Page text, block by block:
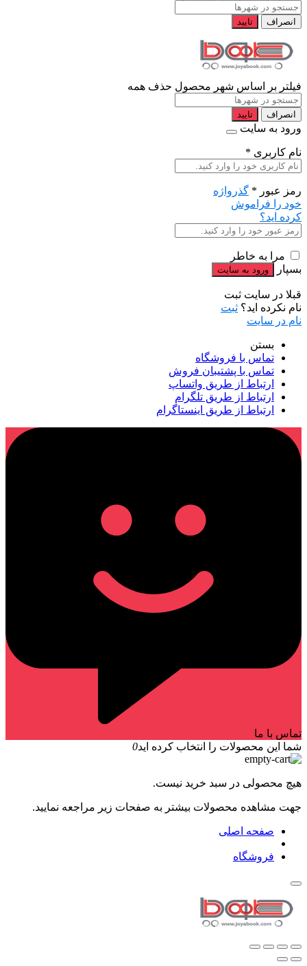
انصراف تایید
فیلتر بر اساس شهر محصول حذف همه
انصراف تایید
ورود به سایت
نام کاربری *
رمز عبور * گذرواژه
خود را فراموش
کرده اید؟
مرا به خاطر
بسپار
قبلا در سایت ثبت
نام نکرده اید؟ ثبت
نام در سایت
بستن
تماس با فروشگاه
تماس با پشتیبان فروش
ارتباط از طریق واتساپ
ارتباط از طریق تلگرام
ارتباط از طریق اینستاگرام
تماس با ما
شما این محصولات را انتخاب کرده اید0
هیچ محصولی در سبد خرید نیست.
جهت مشاهده محصولات بیشتر به صفحات زیر مراجعه نمایید.
صفحه اصلی
فروشگاه